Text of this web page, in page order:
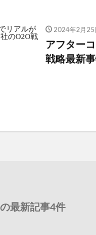
2024年2月25
アフター
戦略最新
の最新記事4件